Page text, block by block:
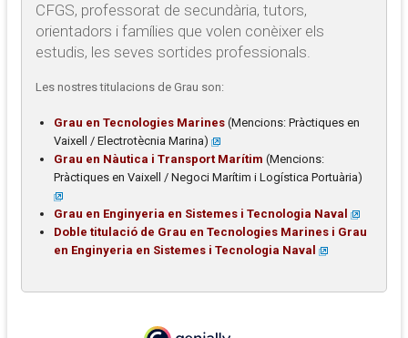
CFGS, professorat de secundària, tutors,
orientadors i famílies que volen conèixer els
estudis, les seves sortides professionals.
Les nostres titulacions de Grau son:
Grau en Tecnologies Marines (Mencions: Pràctiques en
Vaixell / Electrotècnia Marina)
Grau en Nàutica i Transport Marítim (Mencions:
Pràctiques en Vaixell / Negoci Marítim i Logística Portuària)
Grau en Enginyeria en Sistemes i Tecnologia Naval
Doble titulació de Grau en Tecnologies Marines i Grau
en Enginyeria en Sistemes i Tecnologia Naval